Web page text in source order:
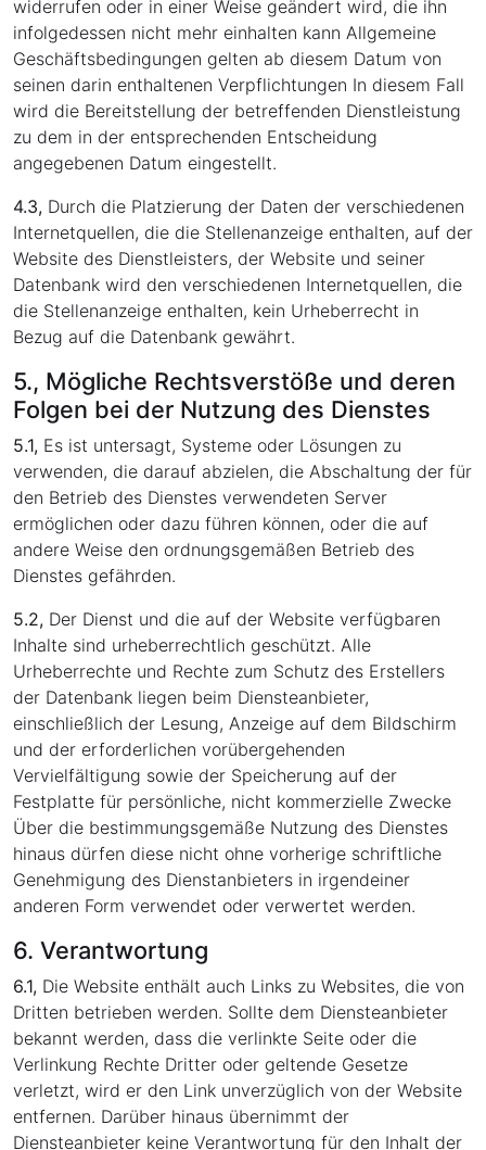
widerrufen oder in einer Weise geändert wird, die ihn
infolgedessen nicht mehr einhalten kann Allgemeine
Geschäftsbedingungen gelten ab diesem Datum von
seinen darin enthaltenen Verpflichtungen In diesem Fall
wird die Bereitstellung der betreffenden Dienstleistung
zu dem in der entsprechenden Entscheidung
angegebenen Datum eingestellt.
4.3, Durch die Platzierung der Daten der verschiedenen
Internetquellen, die die Stellenanzeige enthalten, auf der
Website des Dienstleisters, der Website und seiner
Datenbank wird den verschiedenen Internetquellen, die
die Stellenanzeige enthalten, kein Urheberrecht in
Bezug auf die Datenbank gewährt.
5., Mögliche Rechtsverstöße und deren
Folgen bei der Nutzung des Dienstes
5.1, Es ist untersagt, Systeme oder Lösungen zu
verwenden, die darauf abzielen, die Abschaltung der für
den Betrieb des Dienstes verwendeten Server
ermöglichen oder dazu führen können, oder die auf
andere Weise den ordnungsgemäßen Betrieb des
Dienstes gefährden.
5.2, Der Dienst und die auf der Website verfügbaren
Inhalte sind urheberrechtlich geschützt. Alle
Urheberrechte und Rechte zum Schutz des Erstellers
der Datenbank liegen beim Diensteanbieter,
einschließlich der Lesung, Anzeige auf dem Bildschirm
und der erforderlichen vorübergehenden
Vervielfältigung sowie der Speicherung auf der
Festplatte für persönliche, nicht kommerzielle Zwecke
Über die bestimmungsgemäße Nutzung des Dienstes
hinaus dürfen diese nicht ohne vorherige schriftliche
Genehmigung des Dienstanbieters in irgendeiner
anderen Form verwendet oder verwertet werden.
6. Verantwortung
6.1, Die Website enthält auch Links zu Websites, die von
Dritten betrieben werden. Sollte dem Diensteanbieter
bekannt werden, dass die verlinkte Seite oder die
Verlinkung Rechte Dritter oder geltende Gesetze
verletzt, wird er den Link unverzüglich von der Website
entfernen. Darüber hinaus übernimmt der
Diensteanbieter keine Verantwortung für den Inhalt der